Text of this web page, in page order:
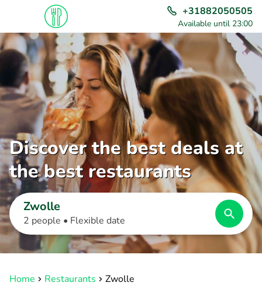
+31882050505
Available until 23:00
Discover the best deals at
the best restaurants
Zwolle
2 people • Flexible date
Home Restaurants Zwolle